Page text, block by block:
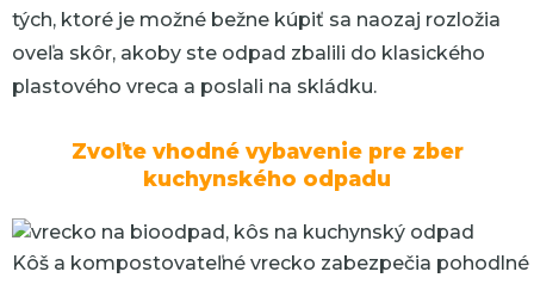
tých, ktoré je možné bežne kúpiť sa naozaj rozložia
oveľa skôr, akoby ste odpad zbalili do klasického
plastového vreca a poslali na skládku.
Zvoľte vhodné vybavenie pre zber
kuchynského odpadu
Kôš a kompostovateľné vrecko zabezpečia